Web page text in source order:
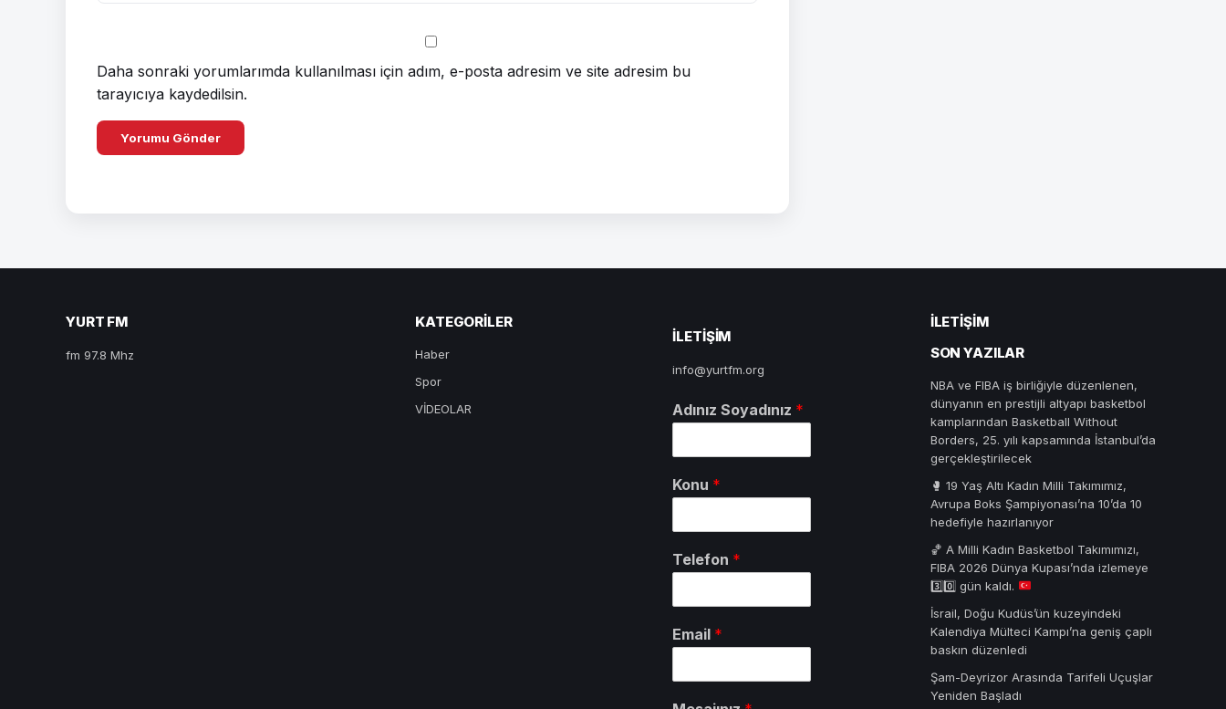
Daha sonraki yorumlarımda kullanılması için adım, e-posta adresim ve site adresim bu
tarayıcıya kaydedilsin.
YURT FM
fm 97.8 Mhz
KATEGORILER
Haber
Spor
VİDEOLAR
ILETIŞIM
info@yurtfm.org
Adınız Soyadınız *
Konu *
Telefon *
Email *
İLETIŞIM
SON YAZILAR
NBA ve FIBA iş birliğiyle düzenlenen,
dünyanın en prestijli altyapı basketbol
kamplarından Basketball Without
Borders, 25. yılı kapsamında İstanbul’da
gerçekleştirilecek
🥊 19 Yaş Altı Kadın Milli Takımımız,
Avrupa Boks Şampiyonası’na 10’da 10
hedefiyle hazırlanıyor
🏀 A Milli Kadın Basketbol Takımımızı,
FIBA 2026 Dünya Kupası’nda izlemeye
3️⃣0️⃣gün kaldı.
İsrail, Doğu Kudüs’ün kuzeyindeki
Kalendiya Mülteci Kampı’na geniş çaplı
baskın düzenledi
Şam-Deyrizor Arasında Tarifeli Uçuşlar
Yeniden Başladı